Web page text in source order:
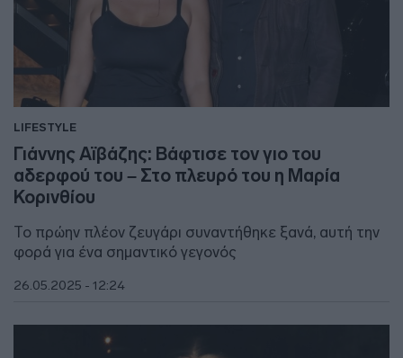
LIFESTYLE
Γιάννης Αϊβάζης: Βάφτισε τον γιο του
αδερφού του – Στο πλευρό του η Μαρία
Κορινθίου
Το πρώην πλέον ζευγάρι συναντήθηκε ξανά, αυτή την
φορά για ένα σημαντικό γεγονός
26.05.2025 - 12:24